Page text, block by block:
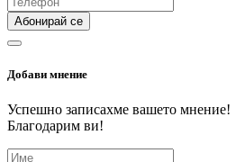
Абонирай се
Добави мнение
Успешно записахме вашето мнение!
Благодарим ви!